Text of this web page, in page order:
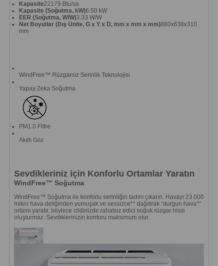
Kapasite22179 Btu/sa
Kapasite (Soğutma, kW)6.50 kW
EER (Soğutma, W/W)3.33 W/W
Net Boyutlar (Dış Ünite, G x Y x D, mm x mm x mm)880x638x310
mm
WindFree™ Rüzgarsız Serinlik Teknolojisi
Yapay Zeka Soğutma
PM1.0 Filtre
Akıllı Göz
Sevdikleriniz için Konforlu Ortamlar Yaratın
WindFree™ Soğutma
WindFree™ Soğutma ile konforlu serinliğin tadını çıkarın. Havayı 23.000
mikro hava deliğinden yumuşak ve sessizce** dağıtırak “durgun hava*”
ortamı yaratır, böylece cildinizde rahatsız edici soğuk rüzgar hissi
oluşturmaz. Sevdiklerinizin konforu maksimum olur.